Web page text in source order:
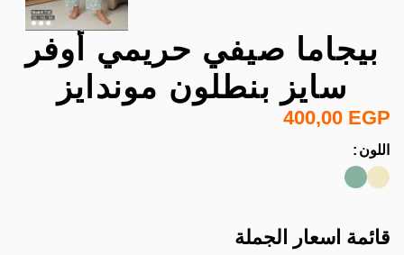
بيجاما صيفي حريمي أوفر
سايز بنطلون موندایز
400,00 EGP
اللون
قائمة اسعار الجملة